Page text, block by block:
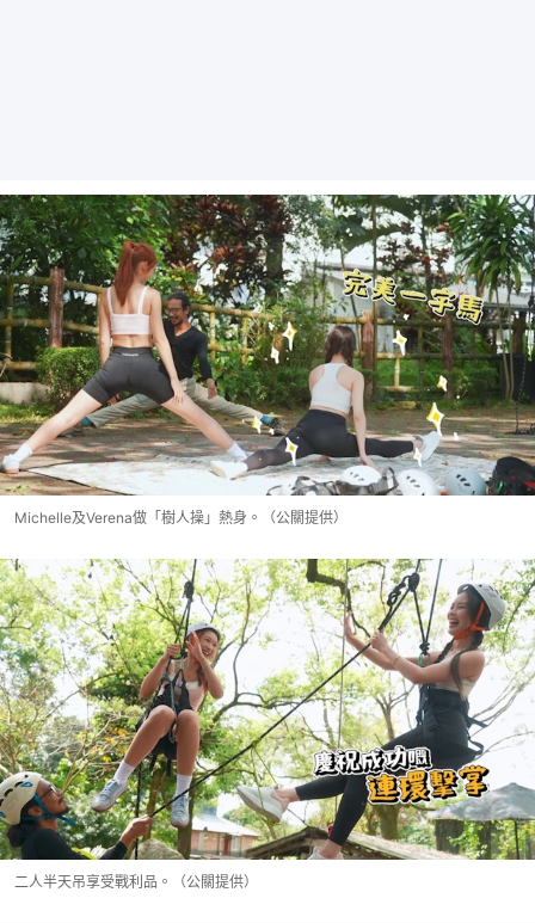
Michelle及Verena做「樹人操」熱身。（公關提供）
二人半天吊享受戰利品。（公關提供）